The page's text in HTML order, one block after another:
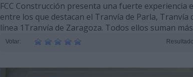
FCC Construcción presenta una fuerte
entre los que destacan el Tranvía de Parla,
línea 1Tranvía de Zaragoza. Todos ellos suman
Votar: